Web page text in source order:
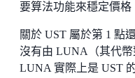
要算法功能來穩定價格
關於 UST 屬於第 1 點
沒有由 LUNA（其代
LUNA 實際上是 UST